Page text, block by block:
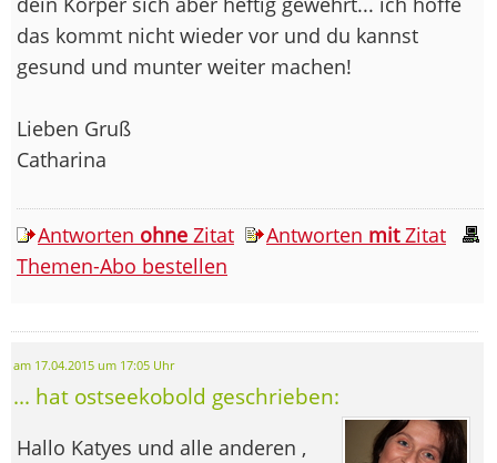
das kommt nicht wieder vor und du kannst
gesund und munter weiter machen!
Lieben Gruß
Catharina
Antworten ohne Zitat Antworten mitZitat
Themen-Abo bestellen
am 17.04.2015 um 17:05 Uhr
... hat ostseekobold geschrieben:
Hallo Katyes und alle anderen ,